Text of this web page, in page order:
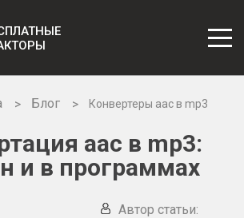
Блог Конвертеры aac в mp3
aac в mp3:
и в программах
Автор статьи: